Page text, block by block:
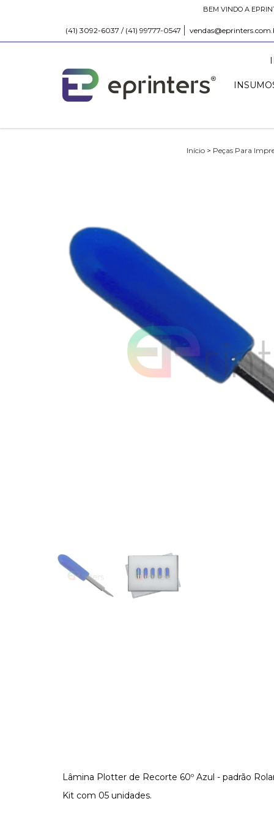
BEM VINDO A
(41) 3092-6037 / (41) 99777-0547
Início > Peças Para
Lâmina Plotter de Recorte 60º Azul - padrão
Kit com 05 unidades.